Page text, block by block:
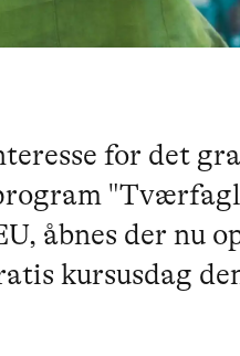
for det
åbnes der nu
kursusdag